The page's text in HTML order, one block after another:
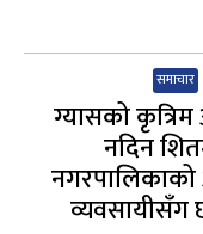
समाचार
ग्यासको
नदिन
नगरपालिकाको